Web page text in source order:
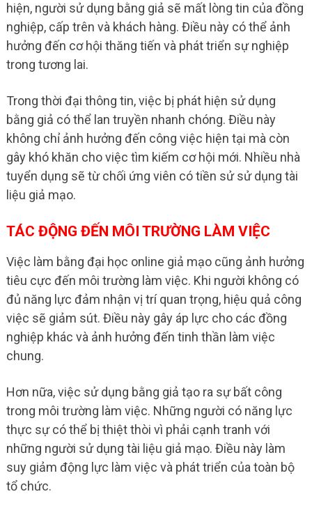
hiện, người sử dụng bằng giả sẽ mất lòng tin của đồng
nghiệp, cấp trên và khách hàng. Điều này có thể ảnh
hưởng đến cơ hội thăng tiến và phát triển sự nghiệp
trong tương lai.
Trong thời đại thông tin, việc bị phát hiện sử dụng
bằng giả có thể lan truyền nhanh chóng. Điều này
không chỉ ảnh hưởng đến công việc hiện tại mà còn
gây khó khăn cho việc tìm kiếm cơ hội mới. Nhiều nhà
tuyển dụng sẽ từ chối ứng viên có tiền sử sử dụng tài
liệu giả mạo.
TÁC ĐỘNG ĐẾN MÔI TRƯỜNG LÀM VIỆC
Việc làm bằng đại học online giả mạo cũng ảnh hưởng
tiêu cực đến môi trường làm việc. Khi người không có
đủ năng lực đảm nhận vị trí quan trọng, hiệu quả công
việc sẽ giảm sút. Điều này gây áp lực cho các đồng
nghiệp khác và ảnh hưởng đến tinh thần làm việc
chung.
Hơn nữa, việc sử dụng bằng giả tạo ra sự bất công
trong môi trường làm việc. Những người có năng lực
thực sự có thể bị thiệt thòi vì phải cạnh tranh với
những người sử dụng tài liệu giả mạo. Điều này làm
suy giảm động lực làm việc và phát triển của toàn bộ
tổ chức.